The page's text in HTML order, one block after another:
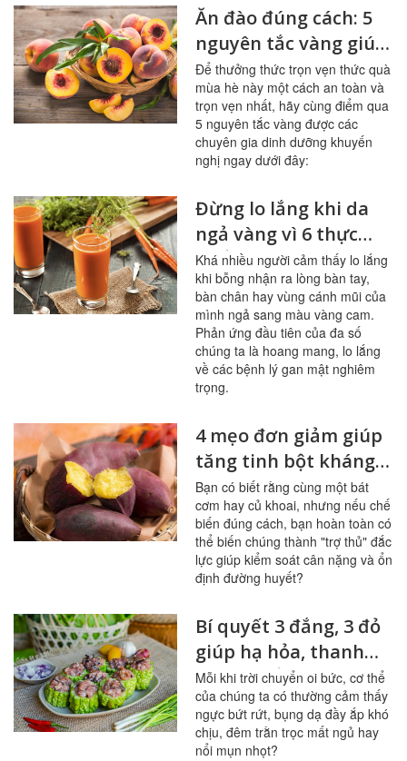
Ăn đào đúng cách: 5
nguyên tắc vàng giúp
sạch mạch máu,
tránh ngộ độc
Để thưởng thức trọn vẹn thức quà
mùa hè này một cách an toàn và
trọn vẹn nhất, hãy cùng điểm qua
5 nguyên tắc vàng được các
chuyên gia dinh dưỡng khuyến
nghị ngay dưới đây:
Đừng lo lắng khi da
ngả vàng vì 6 thực
phẩm này
Khá nhiều người cảm thấy lo lắng
khi bỗng nhận ra lòng bàn tay,
bàn chân hay vùng cánh mũi của
mình ngả sang màu vàng cam.
Phản ứng đầu tiên của đa số
chúng ta là hoang mang, lo lắng
về các bệnh lý gan mật nghiêm
trọng.
4 mẹo đơn giảm giúp
tăng tinh bột kháng
trong bữa ăn
Bạn có biết rằng cùng một bát
cơm hay củ khoai, nhưng nếu chế
biến đúng cách, bạn hoàn toàn có
thể biến chúng thành "trợ thủ" đắc
lực giúp kiểm soát cân nặng và ổn
định đường huyết?
Bí quyết 3 đắng, 3 đỏ
giúp hạ hỏa, thanh
lọc cơ thể mùa nóng
Mỗi khi trời chuyển oi bức, cơ thể
của chúng ta có thường cảm thấy
ngực bứt rứt, bụng dạ đầy ắp khó
chịu, đêm trằn trọc mất ngủ hay
nổi mụn nhọt?